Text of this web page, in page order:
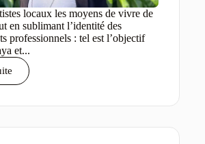
locaux les moyens de vivre de
en sublimant l’identité des
professionnels : tel est l’objectif
et...